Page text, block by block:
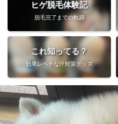
ヒゲ脱毛体験記
脱毛完了までの軌跡
これ知ってる？
効果レベチな汗対策グッズ